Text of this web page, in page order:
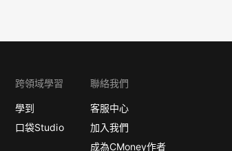
跨領域學習
學到
口袋Studio
聯絡我們
客服中心
加入我們
成為CMoney作者